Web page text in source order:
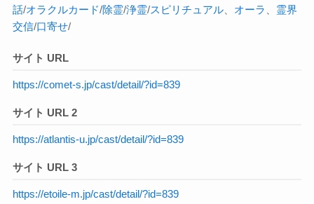
話/オラクルカード/除霊/浄霊/スピリチュアル、 オーラ
霊界
交信/口寄せ/
サイト URL
https://comet-s.jp/cast/detail/?id=839
サイト URL 2
https://atlantis-u.jp/cast/detail/?id=839
サイト URL 3
https://etoile-m.jp/cast/detail/?id=839